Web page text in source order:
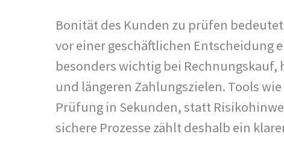
Bonität des Kunden zu prüfen
vor einer geschäftlichen Entscheidung
besonders wichtig bei Rechnungskauf,
und längeren Zahlungszielen. Tools
Prüfung in Sekunden, statt
sichere Prozesse zählt deshalb ein